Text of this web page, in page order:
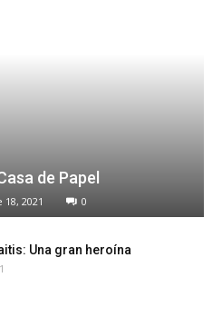
de Papel
2021 0
Una gran heroína